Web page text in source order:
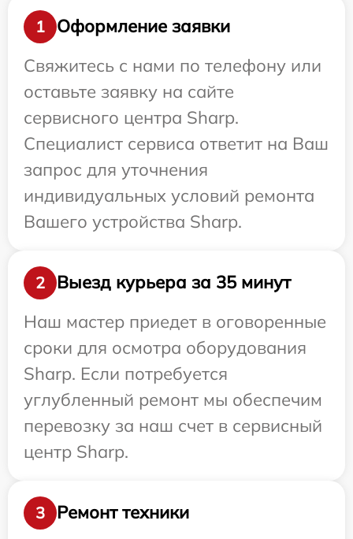
1
Оформление заявки
Свяжитесь с нами по телефону или
оставьте заявку на сайте
сервисного центра Sharp.
Специалист сервиса ответит на Ваш
запрос для уточнения
индивидуальных условий ремонта
Вашего устройства Sharp.
2
Выезд курьера за 35 минут
Наш мастер приедет в оговоренные
сроки для осмотра оборудования
Sharp. Если потребуется
углубленный ремонт мы обеспечим
перевозку за наш счет в сервисный
центр Sharp.
3
Ремонт техники